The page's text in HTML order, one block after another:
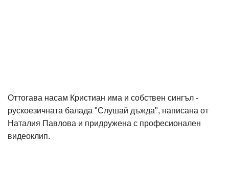
Оттогава насам Кристиан има и собствен сингъл -
рускоезичната балада "Слушай дъжда", написана от
Наталия Павлова и придружена с професионален
видеоклип.